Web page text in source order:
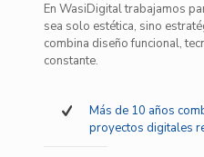
En WasiDigital trabajamos
sea solo estética, sino
combina diseño funcional,
constante.
Más de 10 años
proyectos digitales